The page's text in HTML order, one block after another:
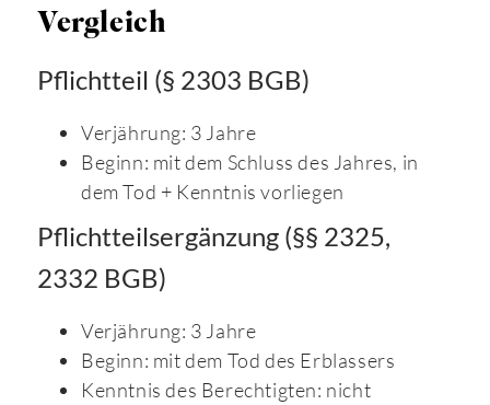
Vergleich
Pflichtteil (§ 2303 BGB)
Verjährung: 3 Jahre
Beginn: mit dem Schluss des Jahres, in
dem Tod + Kenntnis vorliegen
Pflichtteilsergänzung (§§ 2325,
2332 BGB)
Verjährung: 3 Jahre
Beginn: mit dem Tod des Erblassers
Kenntnis des Berechtigten: nicht